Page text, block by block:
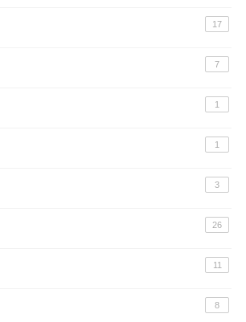
17
7
1
1
3
26
11
8